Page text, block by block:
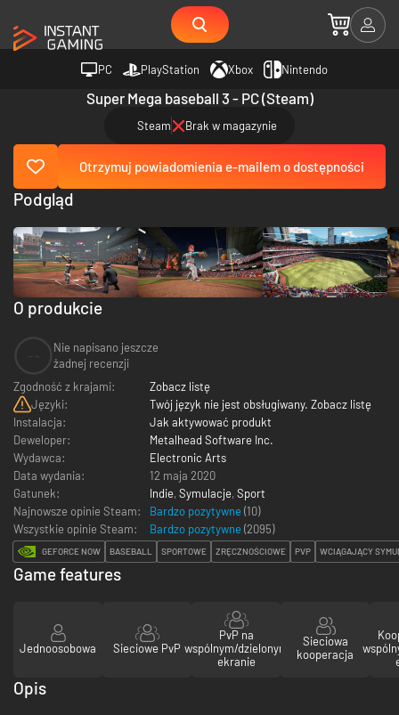
PC PlayStation Xbox Nintendo
Super Mega baseball 3 - PC (Steam)
Steam Brak w magazynie
Otrzymuj powiadomienia e-mailem o dostępności
O produkcie
Nie napisano jeszcze
żadnej recenzji
Zgodność z krajami:
Zobacz listę
Języki:
Twój język nie jest obsługiwany. Zobacz listę
Instalacja:
Jak aktywować produkt
Deweloper:
Metalhead Software Inc.
Wydawca:
Electronic Arts
Data wydania:
12 maja 2020
Gatunek:
Indie, Symulacje, Sport
Najnowsze opinie Steam:
Bardzo pozytywne (10)
Wszystkie opinie Steam:
Bardzo pozytywne (2095)
GEFORCE NOW BASEBALL SPORTOWE ZRĘCZNOŚCIOWE PVP WCIĄGAJĄCY
Podgląd
Game features
Jednoosobowa Sieciowe PvP
PvP na
wspólnym/dzielonym
ekranie
Sieciowa
kooperacja
Opis